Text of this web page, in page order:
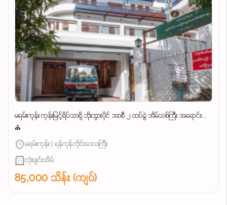
မရမ်းကုန်း ကုန်းမြင့်ရိပ်သာရှိ ဘိုးဘွားပိုင် အာစီ ၂ ထပ်ခွဲ အိမ်သစ်ကြီး အရောင်း...
⛪
မရမ်းကုန်း | ရန်ကုန်တိုင်းဒေသကြီး
လုံးချင်းအိမ်
85,000 သိန်း (ကျပ်)